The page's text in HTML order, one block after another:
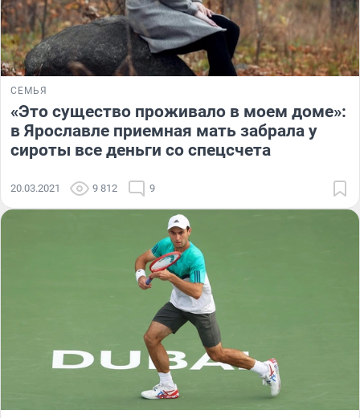
СЕМЬЯ
«Это существо проживало в моем доме»:
в Ярославле приемная мать забрала у
сироты все деньги со спецсчета
20.03.2021 9 812 9